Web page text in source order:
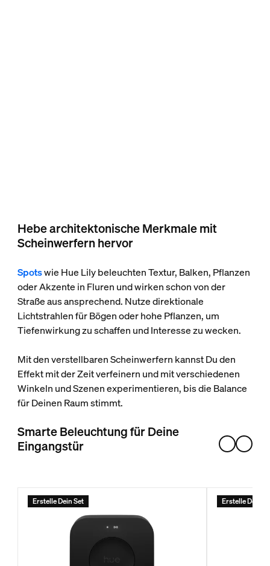
Hebe architektonische Merkmale mit
Scheinwerfern hervor
Spotswie Hue Lily beleuchten Textur, Balken, Pflanzen
oder Akzente in Fluren und wirken schon von der
Straße aus ansprechend. Nutze direktionale
Lichtstrahlen für Bögen oder hohe Pflanzen, um
Tiefenwirkung zu schaffen und Interesse zu wecken.
Mit den verstellbaren Scheinwerfern kannst Du den
Effekt mit der Zeit verfeinern und mit verschiedenen
Winkeln und Szenen experimentieren, bis die Balance
für Deinen Raum stimmt.
Smarte Beleuchtung für Deine
Eingangstür
Erstelle Dein Set Erstelle Dein